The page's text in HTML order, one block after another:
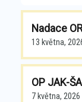
Nadace
13 května,
OP JAK-
7 května, 2026